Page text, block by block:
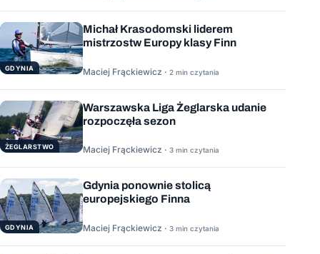
GDYNIA
Michał Krasodomski liderem
mistrzostw Europy klasy Finn
Maciej Frąckiewicz · 2 min czytania
ŻEGLARSTWO
Warszawska Liga Żeglarska udanie
rozpoczęła sezon
Maciej Frąckiewicz · 3 min czytania
GDYNIA
Gdynia ponownie stolicą
europejskiego Finna
Maciej Frąckiewicz · 3 min czytania